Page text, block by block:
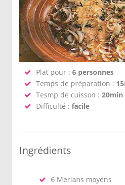
Plat pour : 6 personnes
Temps de préparation :
Tesmp de cuisson : 20min
Difficulté : facile
Ingrédients
6 Merlans moyens